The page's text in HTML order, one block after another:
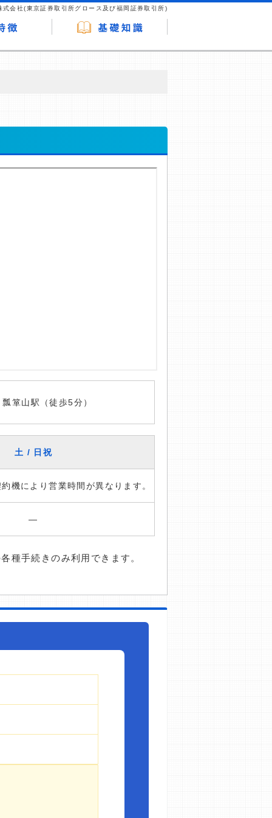
式会社(東京証券取引所グロース及び福岡証券取引所)
箪山駅（徒歩5分）
土 / 日祝
機により営業時間が異なります。
―
種手続きのみ利用できます。